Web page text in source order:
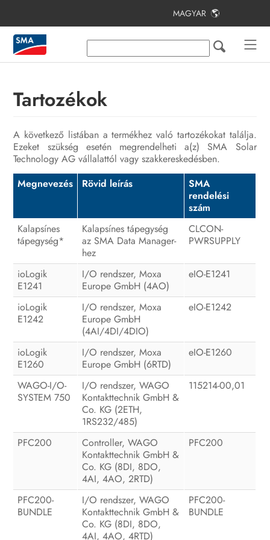
MAGYAR
Tartozékok
A következő listában a termékhez való tartozékokat találja.
Ezeket szükség esetén megrendelheti a(z) SMA Solar
Technology AG vállalattól vagy szakkereskedésben.
Megnevezés
Rövid leírás
SMA
rendelési
szám
Kalapsínes
tápegység*
Kalapsínes tápegység
az SMA Data Manager-
hez
CLCON-
PWRSUPPLY
ioLogik
E1241
I/O rendszer, Moxa
Europe GmbH (4AO)
eIO-E1241
ioLogik
E1242
I/O rendszer, Moxa
Europe GmbH
(4AI/4DI/4DIO)
eIO-E1242
ioLogik
E1260
I/O rendszer, Moxa
Europe GmbH (6RTD)
eIO-E1260
WAGO-I/O-
SYSTEM 750
I/O rendszer, WAGO
Kontakttechnik GmbH &
Co. KG (2ETH,
1RS232/485)
115214-00,01
PFC200
Controller, WAGO
Kontakttechnik GmbH &
Co. KG (8DI, 8DO,
4AI, 4AO, 2RTD)
PFC200
PFC200-
BUNDLE
I/O rendszer, WAGO
Kontakttechnik GmbH &
Co. KG (8DI, 8DO,
4AI, 4AO, 4RTD)
PFC200-
BUNDLE
Tartalomjegyzék
Tudnivalók a jelen dokumentumhoz
A csomag tartalma
Termékáttekintés
Felszerelés
Csatlakoztatás
Kezelés
Hibakeresés
A termék üzemen kívül helyezése
Műszaki adatok
Tartozékok
Kapcsolat
EU-megfelelőségi nyilatkozat
Megfelelőségi információ